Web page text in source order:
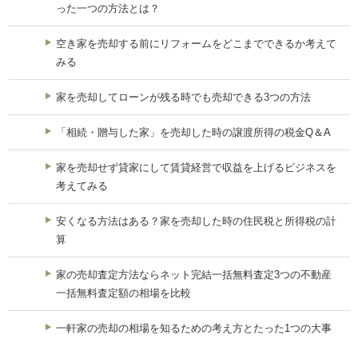
った一つの方法とは？
空き家を売却する前にリフォームをどこまでできるか考えて
みる
家を売却してローンが残る時でも売却できる3つの方法
「相続・贈与した家」を売却した時の譲渡所得の税金Q＆A
家を売却せず貸家にして賃貸経営で収益を上げるビジネスを
考えてみる
安くなる方法はある？家を売却した時の住民税と所得税の計
算
家の売却査定方法ならネット完結一括無料査定3つの不動産
一括無料査定額の相場を比較
一軒家の売却の相場を知るための考え方とたった1つの大事